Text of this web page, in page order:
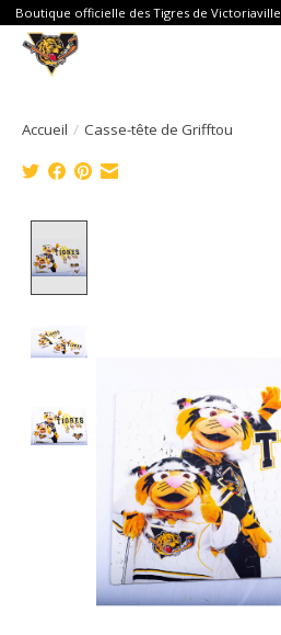
Boutique officielle des Tigres de Victoriaville
Accueil / Casse-tête de Grifftou